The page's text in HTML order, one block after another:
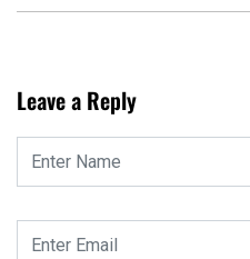
Leave a Reply